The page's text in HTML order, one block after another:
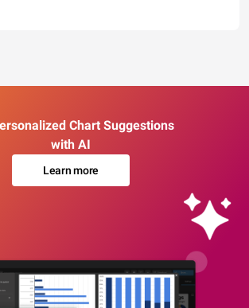
Chart Suggestions
with AI
Learn more